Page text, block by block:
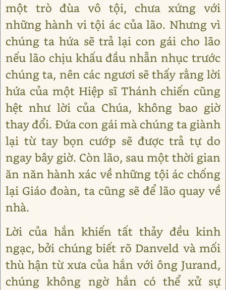
một trò đùa vô tội, chưa xứng với
những hành vi tội ác của lão. Nhưng vì
chúng ta hứa sẽ trả lại con gái cho lão
nếu lão chịu khấu đầu nhẫn nhục trước
chúng ta, nên các ngươi sẽ thấy rằng lời
hứa của một Hiệp sĩ Thánh chiến cũng
hệt như lời của Chúa, không bao giờ
thay đổi. Đứa con gái mà chúng ta giành
lại từ tay bọn cướp sẽ được trả tự do
ngay bây giờ. Còn lão, sau một thời gian
ăn năn hành xác về những tội ác chống
lại Giáo đoàn, ta cũng sẽ để lão quay về
nhà.
Lời của hắn khiến tất thảy đều kinh
ngạc, bởi chúng biết rõ Danveld và mối
thù hận từ xưa của hắn với ông Jurand,
chúng không ngờ hắn có thể xử sự